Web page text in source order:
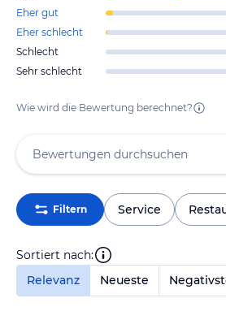
Eher gut
Eher schlecht
Schlecht
Sehr schlecht
Wie wird die Bewertung berechnet?
Filtern Service
Sortiert nach:
Relevanz
Neueste